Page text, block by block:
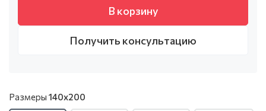
В корзину
Получить консультацию
Размеры 140x200